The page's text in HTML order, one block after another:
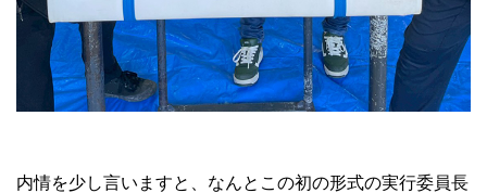
内情を少し言いますと、なんとこの初の形式の実行委員長